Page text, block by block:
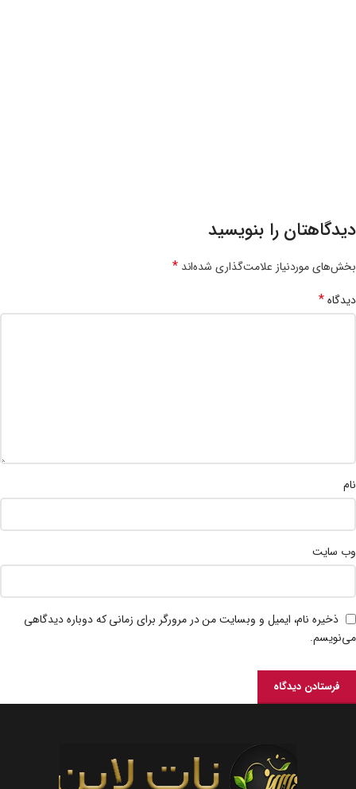
دیدگاهتان را بنویسید
بخش‌های موردنیاز علامت‌گذاری شده‌اند*
دیدگاه*
نام
وب‌ سایت
ذخیره نام، ایمیل و وبسایت من در مرورگر برای زمانی که دوباره دیدگاهی
می‌نویسم.